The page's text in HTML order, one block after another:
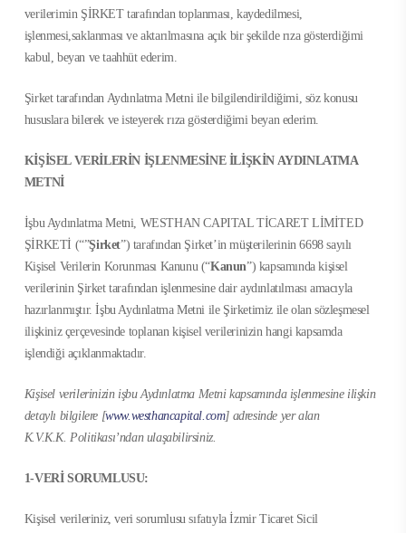
verilerimin ŞİRKET tarafından toplanması, kaydedilmesi,
işlenmesi,saklanması ve aktarılmasına açık bir şekilde rıza gösterdiğimi
kabul, beyan ve taahhüt ederim.
Şirket tarafından Aydınlatma Metni ile bilgilendirildiğimi, söz konusu
hususlara bilerek ve isteyerek rıza gösterdiğimi beyan ederim.
KİŞİSEL VERİLERİN İŞLENMESİNE İLİŞKİN AYDINLATMA
METNİ
İşbu Aydınlatma Metni, WESTHAN CAPITAL TİCARET LİMİTED
ŞİRKETİ (“”Şirket”) tarafından Şirket’in müşterilerinin 6698 sayılı
Kişisel Verilerin Korunması Kanunu (“Kanun”) kapsamında kişisel
verilerinin Şirket tarafından işlenmesine dair aydınlatılması amacıyla
hazırlanmıştır. İşbu Aydınlatma Metni ile Şirketimiz ile olan sözleşmesel
ilişkiniz çerçevesinde toplanan kişisel verilerinizin hangi kapsamda
işlendiği açıklanmaktadır.
Kişisel verilerinizin işbu Aydınlatma Metni kapsamında işlenmesine ilişkin
detaylı bilgilere [www.westhancapital.com] adresinde yer alan
K.V.K.K. Politikası’ndan ulaşabilirsiniz.
1-VERİ SORUMLUSU:
Kişisel verileriniz, veri sorumlusu sıfatıyla İzmir Ticaret Sicil